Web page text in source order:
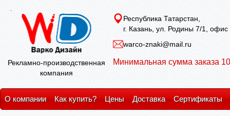
Рекламно-производственная
компания
Республика Татарстан,
г. Казань, ул. Родины 7/1, офис
warco-znaki@mail.ru
Минимальная сумма заказа
О компании Как купить? Цены Доставка Сертификаты